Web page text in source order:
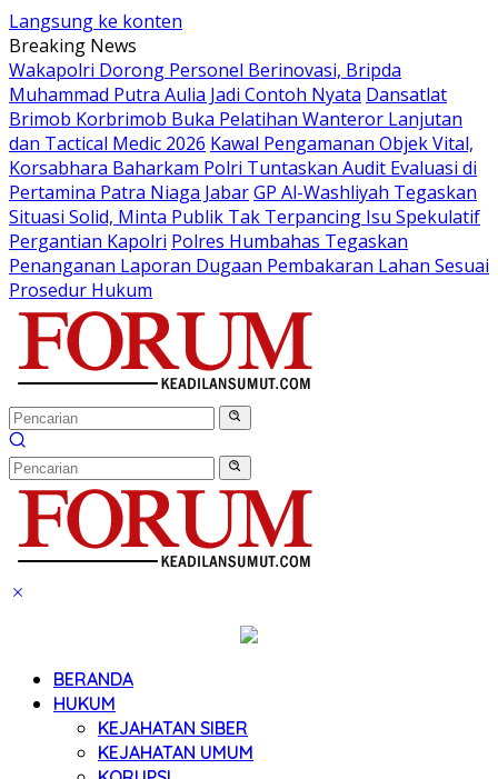
Langsung ke konten
Breaking News
Wakapolri Dorong Personel Berinovasi, Bripda
Muhammad Putra Aulia Jadi Contoh Nyata Dansatlat
Brimob Korbrimob Buka Pelatihan Wanteror Lanjutan
dan Tactical Medic 2026 Kawal Pengamanan Objek Vital,
Korsabhara Baharkam Polri Tuntaskan Audit Evaluasi di
Pertamina Patra Niaga JabarGP Al-Washliyah Tegaskan
Situasi Solid, Minta Publik Tak Terpancing Isu Spekulatif
Pergantian Kapolri Polres Humbahas Tegaskan
Penanganan Laporan Dugaan Pembakaran Lahan Sesuai
Prosedur Hukum
BERANDA
HUKUM
KEJAHATAN SIBER
KEJAHATAN UMUM